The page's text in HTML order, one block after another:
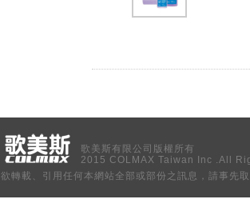
歌美斯有限公司版權所有
2015 COLMAX Taiwan Inc .All
欲轉載、引用任何本網站全部或部份之訊息，請事先